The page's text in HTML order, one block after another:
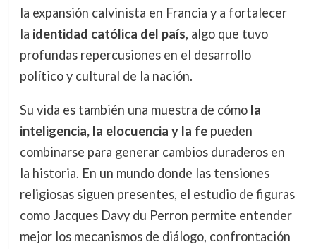
la expansión calvinista en Francia y a fortalecer
la identidad católica del país, algo que tuvo
profundas repercusiones en el desarrollo
político y cultural de la nación.
Su vida es también una muestra de cómo la
inteligencia, la elocuencia y la fepueden
combinarse para generar cambios duraderos en
la historia. En un mundo donde las tensiones
religiosas siguen presentes, el estudio de figuras
como Jacques Davy du Perron permite entender
mejor los mecanismos de diálogo, confrontación